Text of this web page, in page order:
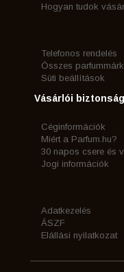
Hogyan tudok
Telefonos rendelés
Összes
Süti beállítások
Vásárlói biztonság
Céginformációk
Miért a Parfum.hu?
30 napos csere és
Jogi információk
Adatkezelés
ÁSZF
Elállási nyilatkozat